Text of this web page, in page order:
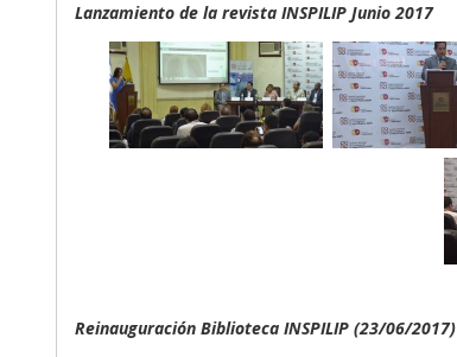
Lanzamiento de la revista INSPILIP Junio 2017
Reinauguración Biblioteca INSPILIP (23/06/2017)